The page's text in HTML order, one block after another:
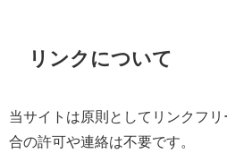
リンクについて
当サイトは原則としてリンクフ
合の許可や連絡は不要です。